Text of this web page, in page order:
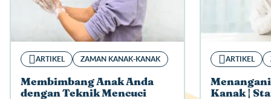
ARTIKEL ZAMAN KANAK-KANAK
Membimbang Anak Anda
dengan Teknik Mencuci
ARTIKEL
Kanak |